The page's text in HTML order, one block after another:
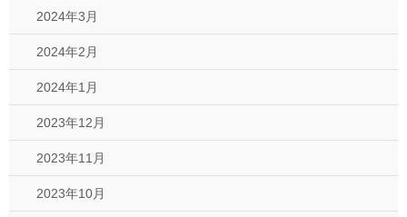
2024年3月
2024年2月
2024年1月
2023年12月
2023年11月
2023年10月